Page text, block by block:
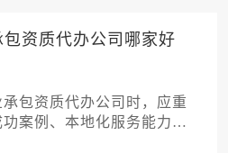
资质代办公司哪家好
包资质代办公司时，应重
案例、本地化服务能力及